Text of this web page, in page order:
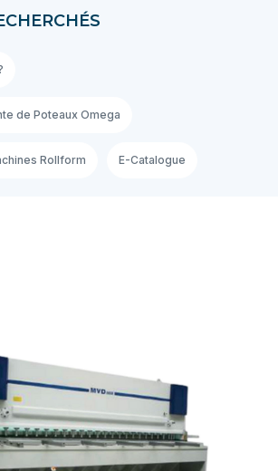
de Poteaux Omega
Rollform E-Catalogue